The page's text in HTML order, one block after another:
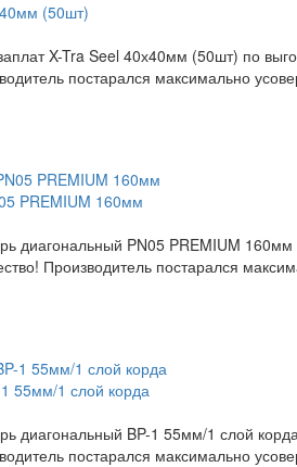
(50шт)
X-Tra Seel 40х40мм (50шт) по
постарался максимально
PREMIUM 160мм
диагональный PN05 PREMIUM
Производитель постарался
55мм/1 слой корда
диагональный BP-1 55мм/1 слой
постарался максимально